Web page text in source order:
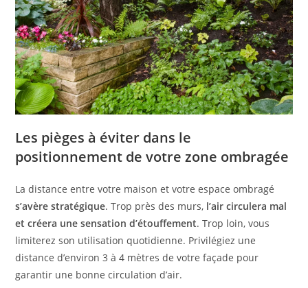
Les pièges à éviter dans le
positionnement de votre zone ombragée
La distance entre votre maison et votre espace ombragé
s’avère stratégique. Trop près des murs, l’air circulera mal
et créera une sensation d’étouffement. Trop loin, vous
limiterez son utilisation quotidienne. Privilégiez une
distance d’environ 3 à 4 mètres de votre façade pour
garantir une bonne circulation d’air.